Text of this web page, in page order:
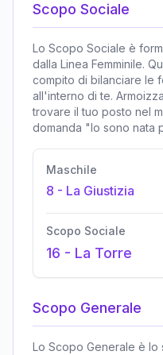
Scopo Sociale
Lo Scopo Sociale è
dalla Linea Femminile.
compito di bilanciare le
all'interno di te.
trovare il tuo posto nel
domanda "Io sono nata
Maschile
8 - La Giustizia
Scopo Sociale
16 - La Torre
Scopo Generale
Lo Scopo Generale è